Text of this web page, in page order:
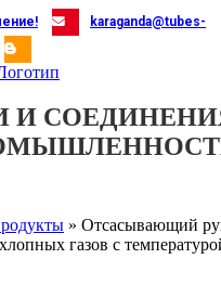
karaganda@tubes-
И
» Отсасывающий
газов с